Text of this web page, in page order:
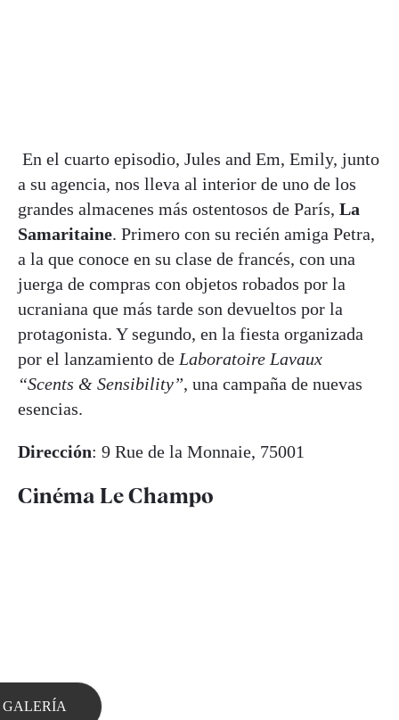
En el cuarto episodio, Jules and Em, Emily, junto
a su agencia, nos lleva al interior de uno de los
grandes almacenes más ostentosos de París, La
Samaritaine. Primero con su recién amiga Petra,
a la que conoce en su clase de francés, con una
juerga de compras con objetos robados por la
ucraniana que más tarde son devueltos por la
protagonista. Y segundo, en la fiesta organizada
por el lanzamiento de Laboratoire Lavaux
“Scents & Sensibility”, una campaña de nuevas
esencias.
Dirección: 9 Rue de la Monnaie, 75001
Cinéma Le Champo
GALERÍA